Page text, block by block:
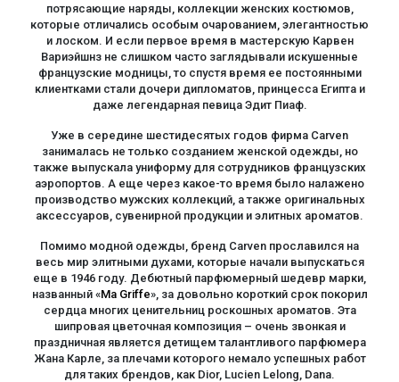
потрясающие наряды, коллекции женских костюмов,
которые отличались особым очарованием, элегантностью
и лоском. И если первое время в мастерскую Карвен
Вариэйшнз не слишком часто заглядывали искушенные
французские модницы, то спустя время ее постоянными
клиентками стали дочери дипломатов, принцесса Египта и
даже легендарная певица Эдит Пиаф.
Уже в середине шестидесятых годов фирма Carven
занималась не только созданием женской одежды, но
также выпускала униформу для сотрудников французских
аэропортов. А еще через какое-то время было налажено
производство мужских коллекций, а также оригинальных
аксессуаров, сувенирной продукции и элитных ароматов.
Помимо модной одежды, бренд Carven прославился на
весь мир элитными духами, которые начали выпускаться
еще в 1946 году. Дебютный парфюмерный шедевр марки,
названный «Ma Griffe», за довольно короткий срок покорил
сердца многих ценительниц роскошных ароматов. Эта
шипровая цветочная композиция – очень звонкая и
праздничная является детищем талантливого парфюмера
Жана Карле, за плечами которого немало успешных работ
для таких брендов, как Dior, Lucien Lelong, Dana.